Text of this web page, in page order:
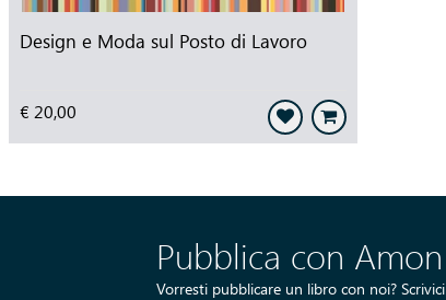
Design e Moda sul Posto di Lavoro
€ 20,00
Pubblica con Amon
Vorresti pubblicare un libro con noi? Scrivici